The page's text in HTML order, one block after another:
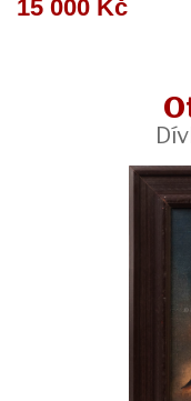
15 000 Kč